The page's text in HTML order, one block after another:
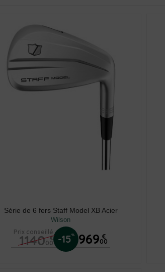
Série de 6 fers Staff Model XB Acier
Wilson
Prix conseillé
1140 €
00 -15% 969 €
00